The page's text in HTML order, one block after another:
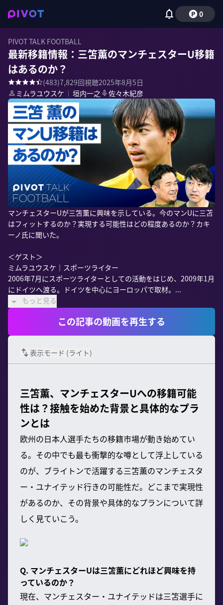
0
PIVOT TALK FOOTBALL
最新移籍情報：三笘薫のマンチェスターU移籍
はあるのか？
(483)7,829回視聴2025年8月5日
ミムラユウスケ ｜ 垣内一之 佐々木紀彦
マンチェスターUが三笘薫に興味を示している。今のマンUに三苫
はフィットするのか？実現する可能性はどの程度あるのか？カキ
ーノ氏に聞いた。
＜ゲスト＞
ミムラユウスケ｜スポーツライター
2006年7月にスポーツライターとしての活動をはじめ、2009年1月
にドイツへ渡る。ドイツを中心にヨーロッパで取材。...
もっと見る
この記事の動画を再生する
表示モード (ライト)
三笘薫、マンチェスターUへの移籍可能
性は？接触を始めた背景と具体的なプラ
ンとは
欧州の日本人選手たちの移籍市場が動き始めてい
る。その中でも最も衝撃的な噂として浮上している
のが、ブライトンで活躍する三笘薫のマンチェスタ
ー・ユナイテッド行きの可能性だ。どこまで実現性
があるのか、その背景や具体的なプランについて詳
しく見ていこう。
Q. マンチェスターUは三笘薫にどれほど興味を持
っているのか？
現在、マンチェスター・ユナイテッドは三笘選手に